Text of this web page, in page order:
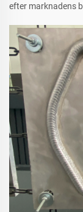
efter marknadens